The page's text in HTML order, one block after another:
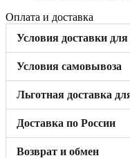
Оплата и доставка
Условия доставки
Условия самовывоза
Льготная доставка
Доставка по России
Возврат и обмен